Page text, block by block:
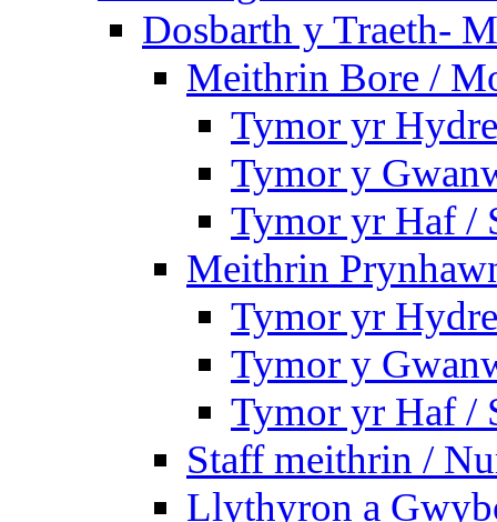
Dosbarth y Traeth-
Meithrin Bore /
Tymor yr
Tymor y
Tymor yr Haf /
Meithrin
Tymor yr
Tymor y
Tymor yr Haf /
Staff meithrin /
Llythyron a